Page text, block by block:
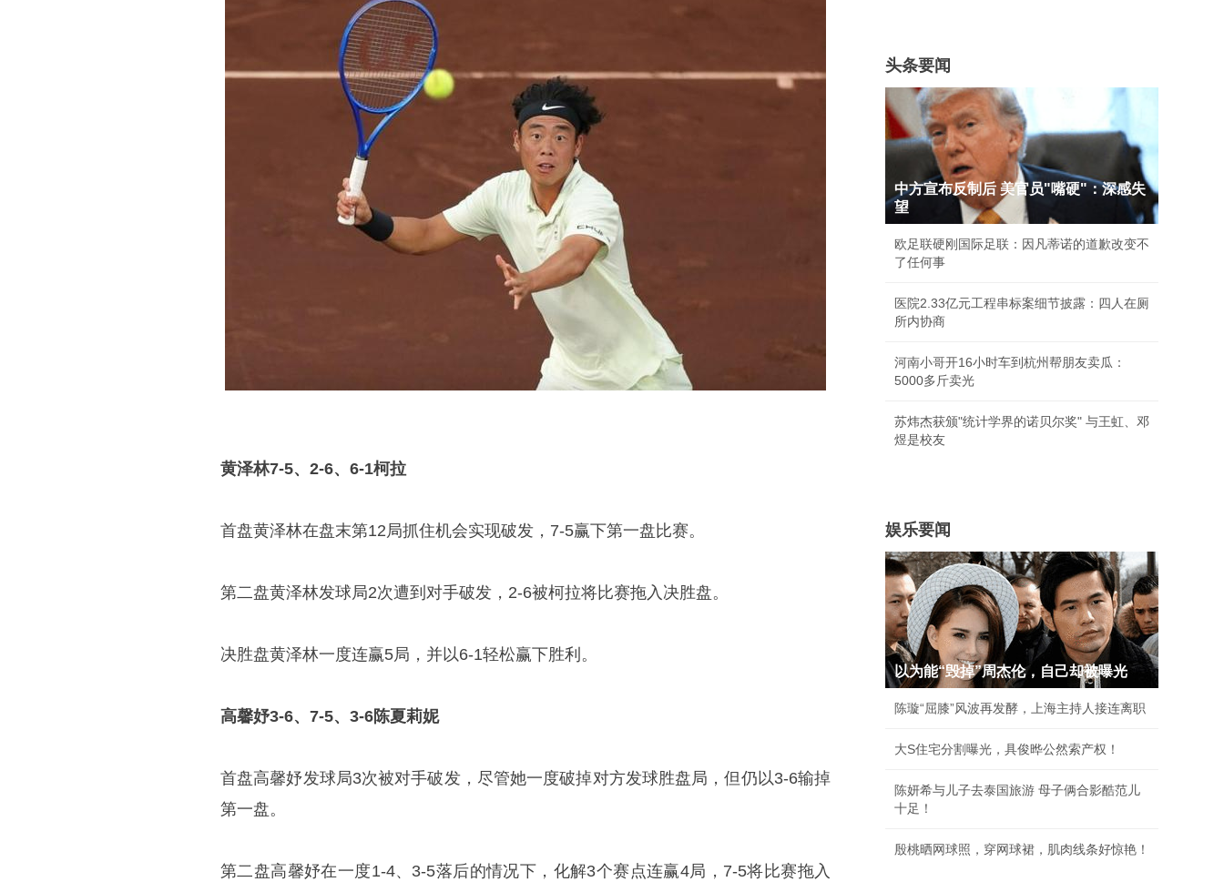
黄泽林7-5、2-6、6-1柯拉
首盘黄泽林在盘末第12局抓住机会实现破发，7-5赢下第一盘比赛。
第二盘黄泽林发球局2次遭到对手破发，2-6被柯拉将比赛拖入决胜盘。
决胜盘黄泽林一度连赢5局，并以6-1轻松赢下胜利。
高馨妤3-6、7-5、3-6陈夏莉妮
首盘高馨妤发球局3次被对手破发，尽管她一度破掉对方发球胜盘局，但仍以3-6输掉
第一盘。
第二盘高馨妤在一度1-4、3-5落后的情况下，化解3个赛点连赢4局，7-5将比赛拖入
头条要闻
中方宣布反制后 美官员"嘴硬"：深感失
望
欧足联硬刚国际足联：因凡蒂诺的道歉改变不
了任何事
医院2.33亿元工程串标案细节披露：四人在厕
所内协商
河南小哥开16小时车到杭州帮朋友卖瓜：
5000多斤卖光
苏炜杰获颁"统计学界的诺贝尔奖" 与王虹、邓
煜是校友
娱乐要闻
以为能“毁掉”周杰伦，自己却被曝光
陈璇“屈膝”风波再发酵，上海主持人接连离职
大S住宅分割曝光，具俊晔公然索产权！
陈妍希与儿子去泰国旅游 母子俩合影酷范儿
十足！
殷桃晒网球照，穿网球裙，肌肉线条好惊艳！